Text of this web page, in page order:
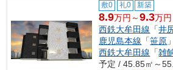
敷0 礼0 新築
8.9万円～9.3万円
西鉄大牟田線 「井
鹿児島本線 「笹原
西鉄大牟田線 「雑
予定 / 45.85㎡～